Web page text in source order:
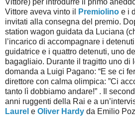
Vittore aveva vinto il
Premiolino e i
invitati alla consegna del premio.
station wagon guidata da Luciana
l’incarico di accompagnare i
guidatrice e i quattro detenuti, uno
bagagliaio. Durante il tragitto uno di
domanda a Luigi Pagano: “E se ci
direttore con calma olimpica: ”Ci
tanto lì dobbiamo andare!” . Il
anni ruggenti della Rai e a
Laurel e Oliver Hardy da Emilio